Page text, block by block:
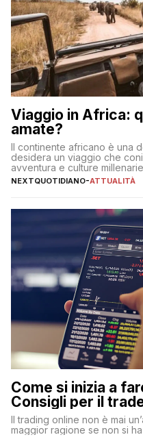
Viaggio in Africa:
amate?
Il continente africano è una
desidera un viaggio che
avventura e culture millenarie
NEXTQUOTIDIANO-ATTUALITÀ
Come si inizia a
Consigli per il
Il trading online non è mai
maggior ragione se non si